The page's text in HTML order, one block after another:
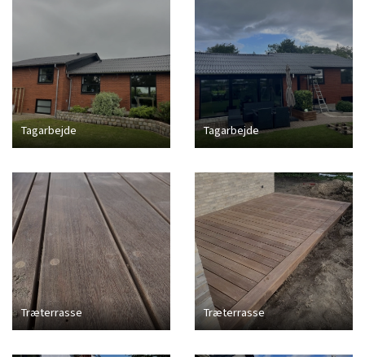
Tagarbejde Tagarbejde
Træterrasse Træterrasse